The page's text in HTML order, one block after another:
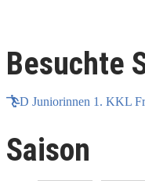
Besuchte
D Juniorinnen 1. KKL
Saison